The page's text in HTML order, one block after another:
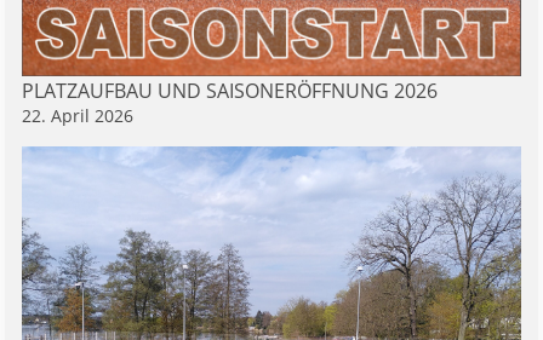
PLATZAUFBAU UND SAISONERÖFFNUNG 2026
22. April 2026